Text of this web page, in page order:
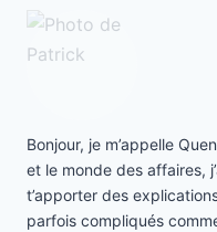
Bonjour, je m’appelle
et le monde des affaires,
t’apporter des
parfois compliqués